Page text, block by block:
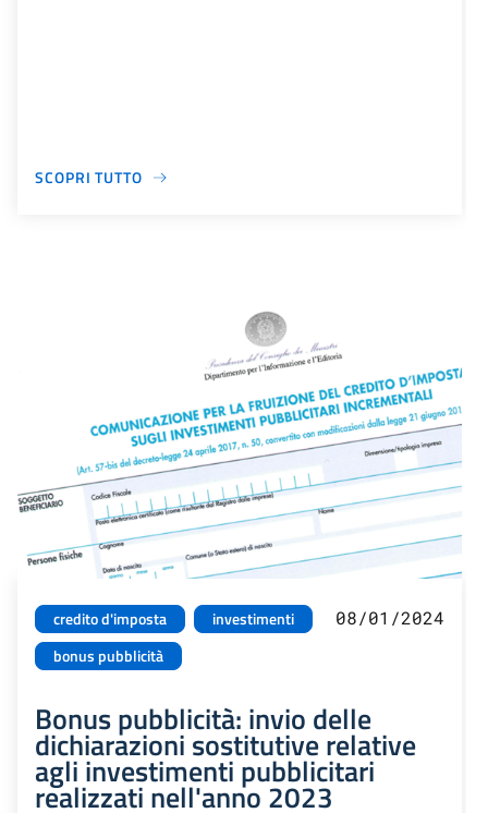
SCOPRI TUTTO
credito d'imposta
investimenti
bonus pubblicità
08/01/2024
Bonus pubblicità: invio delle
dichiarazioni sostitutive relative
agli investimenti pubblicitari
realizzati nell'anno 2023